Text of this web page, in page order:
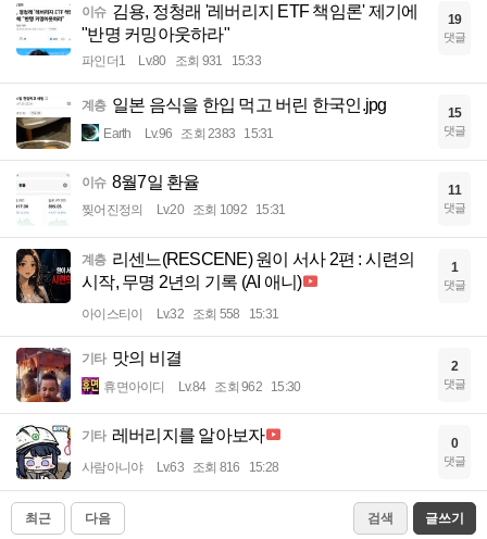
이슈 김용, 정청래 '레버리지 ETF 책임론' 제기에
"반명 커밍아웃하라"
파인더1 Lv.80 조회 931 15:33
19
댓글
계층 일본 음식을 한입 먹고 버린 한국인.jpg
Earth Lv.96 조회 2383 15:31
15
댓글
이슈 8월7일 환율
찢어진정의 Lv.20 조회 1092 15:31
11
댓글
계층 리센느(RESCENE) 원이 서사 2편 : 시련의
시작, 무명 2년의 기록 (AI 애니)
아이스티이 Lv.32 조회 558 15:31
1
댓글
기타 맛의 비결
휴면아이디 Lv.84 조회 962 15:30
2
댓글
기타 레버리지를 알아보자
사람아니야 Lv.63 조회 816 15:28
0
댓글
최근 다음 검색 글쓰기